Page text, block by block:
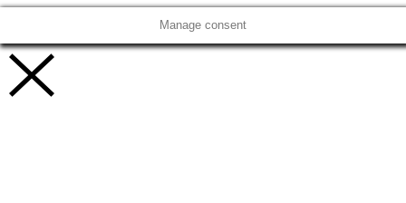
Manage consent